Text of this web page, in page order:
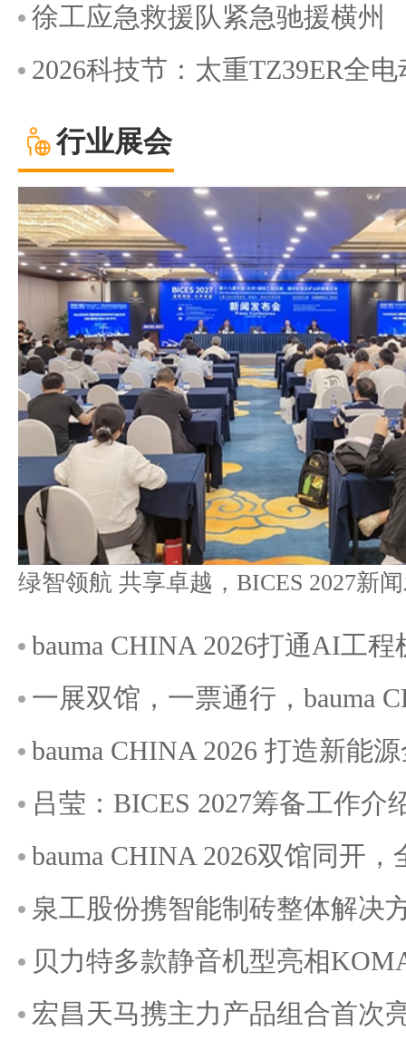
徐工应急救援队紧急驰援横州
2026科技节：太重TZ39ER全
行业展会
bauma CHINA 2026打通AI工
一展双馆，一票通行，bauma
bauma CHINA 2026 打造新能
吕莹：BICES 2027筹备工作介
bauma CHINA 2026双馆同开
泉工股份携智能制砖整体解决
贝力特多款静音机型亮相
宏昌天马携主力产品组合首次